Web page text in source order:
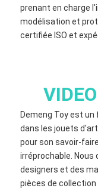
prenant en charge
modélisation et
certifiée ISO et
Demeng Toy est
dans les jouets
pour son savoir-
irréprochable.
designers et des
pièces de